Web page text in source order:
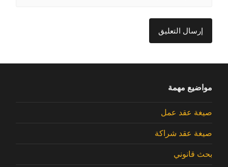
مواضيع مهمة
صيغة عقد عمل
صيغة عقد شراكة
بحث قانوني